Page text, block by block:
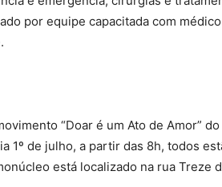
por equipe capacitada com
“Doar é um Ato de Amor”
1º de julho, a partir das 8h, todos
está localizado na rua Treze